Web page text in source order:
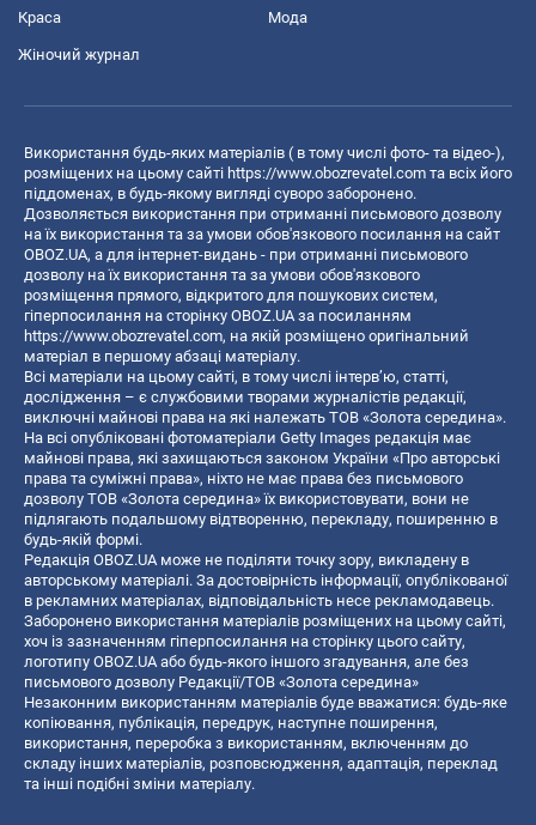
Краса Мода
Жіночий журнал
Використання будь-яких матеріалів ( в тому числі фото- та відео-),
розміщених на цьому сайті https://www.obozrevatel.com та всіх його
піддоменах, в будь-якому вигляді суворо заборонено.
Дозволяється використання при отриманні письмового дозволу
на їх використання та за умови обов'язкового посилання на сайт
OBOZ.UA, а для інтернет-видань - при отриманні письмового
дозволу на їх використання та за умови обов'язкового
розміщення прямого, відкритого для пошукових систем,
гіперпосилання на сторінку OBOZ.UA за посиланням
https://www.obozrevatel.com, на якій розміщено оригінальний
матеріал в першому абзаці матеріалу.
Всі матеріали на цьому сайті, в тому числі інтерв’ю, статті,
дослідження – є службовими творами журналістів редакції,
виключні майнові права на які належать ТОВ «Золота середина».
На всі опубліковані фотоматеріали Getty Images редакція має
майнові права, які захищаються законом України «Про авторські
права та суміжні права», ніхто не має права без письмового
дозволу ТОВ «Золота середина» їх використовувати, вони не
підлягають подальшому відтворенню, перекладу, поширенню в
будь-якій формі.
Редакція OBOZ.UA може не поділяти точку зору, викладену в
авторському матеріалі. За достовірність інформації, опублікованої
в рекламних матеріалах, відповідальність несе рекламодавець.
Заборонено використання матеріалів розміщених на цьому сайті,
хоч із зазначенням гіперпосилання на сторінку цього сайту,
логотипу OBOZ.UA або будь-якого іншого згадування, але без
письмового дозволу Редакції/ТОВ «Золота середина»
Незаконним використанням матеріалів буде вважатися: будь-яке
копiювання, публiкацiя, передрук, наступне поширення,
використання, переробка з використанням, включенням до
складу інших матеріалів, розповсюдження, адаптація, переклад
та інші подібні зміни матеріалу.